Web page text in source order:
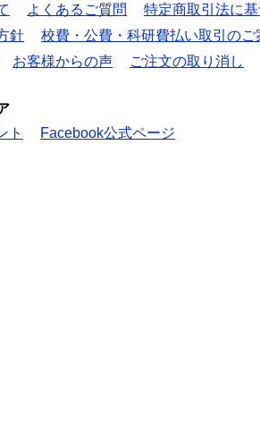
よくあるご質問
特定商取引法に
針
校費・公費・科研費払い取引のご
お客様からの声 ご注文の取り消し
ト
Facebook公式ページ